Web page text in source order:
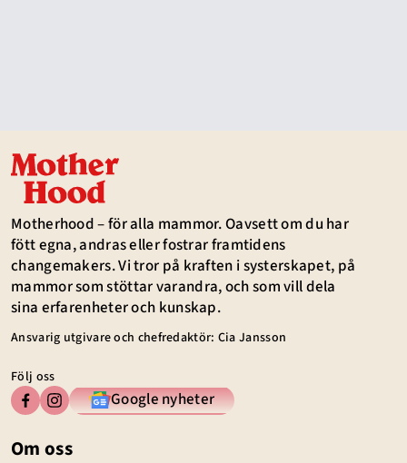
Motherhood – för alla mammor. Oavsett om du har
fött egna, andras eller fostrar framtidens
changemakers. Vi tror på kraften i systerskapet, på
mammor som stöttar varandra, och som vill dela
sina erfarenheter och kunskap.
Ansvarig utgivare och chefredaktör: Cia Jansson
Följ oss
Google nyheter
Om oss